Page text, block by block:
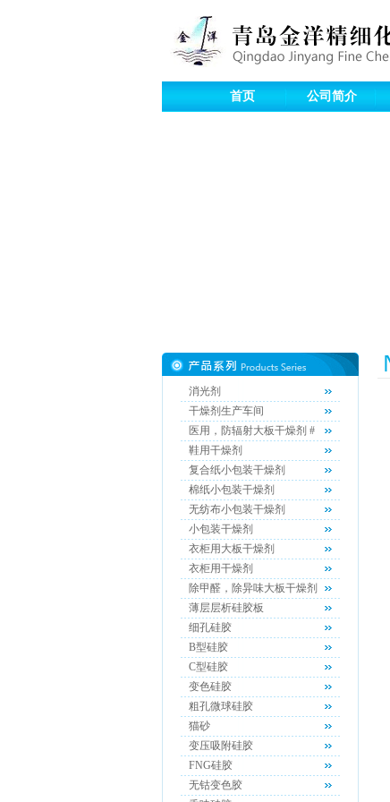
首页 公司简介
消光剂
干燥剂生产车间
医用，防辐射大板干燥剂 #
鞋用干燥剂
复合纸小包装干燥剂
棉纸小包装干燥剂
无纺布小包装干燥剂
小包装干燥剂
衣柜用大板干燥剂
衣柜用干燥剂
除甲醛，除异味大板干燥剂
薄层层析硅胶板
细孔硅胶
B型硅胶
C型硅胶
变色硅胶
粗孔微球硅胶
猫砂
变压吸附硅胶
FNG硅胶
无钴变色胶